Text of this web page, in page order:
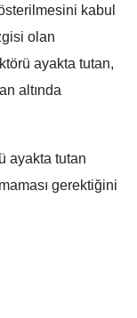
kabul
olan
ayakta tutan,
altında
ayakta tutan
gerektiğini